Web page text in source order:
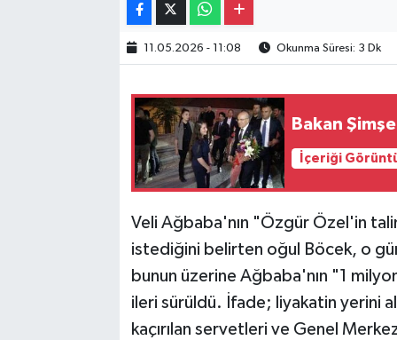
11.05.2026 - 11:08 Okunma Süresi: 3 Dk
Bakan
İçeriği
Veli Ağbaba'nın "Özgür Özel'in
istediğini belirten oğul Böcek, o
bunun üzerine Ağbaba'nın "1
ileri sürüldü. İfade; liyakatin yerini
kaçırılan servetleri ve Genel